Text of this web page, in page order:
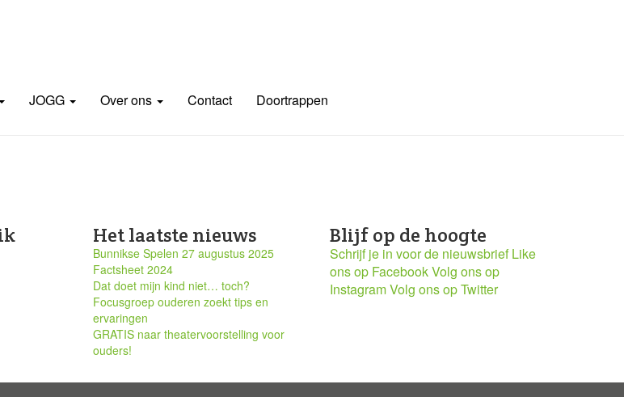
JOGG Over ons Contact Doortrappen
Het laatste nieuws
Bunnikse Spelen 27 augustus 2025
Factsheet 2024
Dat doet mijn kind niet… toch?
Focusgroep ouderen zoekt tips en
ervaringen
GRATIS naar theatervoorstelling voor
ouders!
Blijf op de hoogte
Schrijf je in voor de nieuwsbrief Like
ons op FacebookVolg ons op
InstagramVolg ons op Twitter